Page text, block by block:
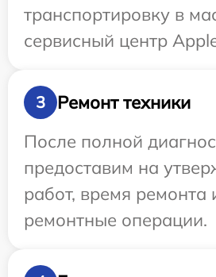
транспортировку в
сервисный центр
3
Ремонт техники
После полной
предоставим на
работ, время ремонта
ремонтные операции.